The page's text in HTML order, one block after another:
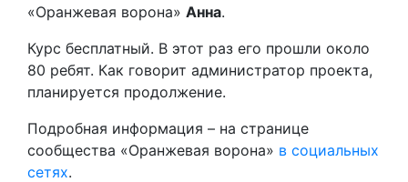
«Оранжевая ворона» Анна.
Курс бесплатный. В этот раз его прошли около
80 ребят. Как говорит администратор проекта,
планируется продолжение.
Подробная информация – на странице
сообщества «Оранжевая ворона» в социальных
сетях.